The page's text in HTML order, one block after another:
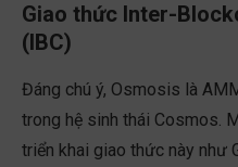
Giao thức Inter-
(IBC)
Đáng chú ý, Osmosis là
trong hệ sinh thái Cosmos.
triển khai giao thức này như